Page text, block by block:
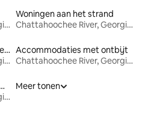
Chattahoochee River, Georgia Bank
Woningen aan het strand
Chattahoochee River, Georgia Bank
Accommodaties met bubbelbad
Chattahoochee River, Georgia Bank
Accommodaties met ontbijt
Chattahoochee River, Georgia Bank
accommodaties
Chattahoochee River, Georgia Bank
Meer tonen